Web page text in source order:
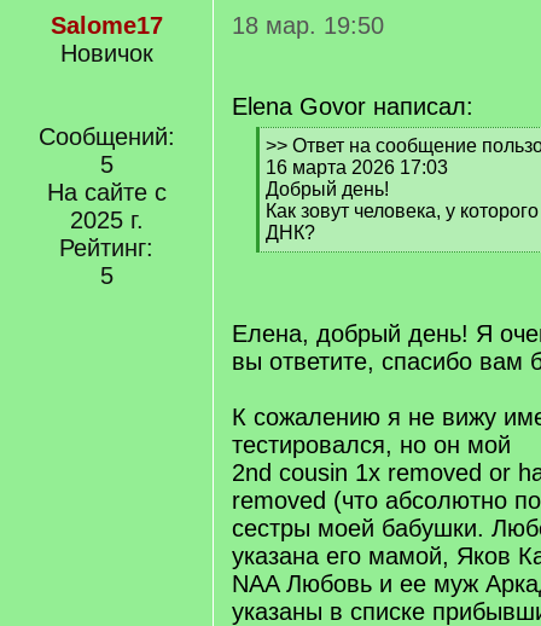
Salome17
Новичок
Сообщений:
5
На сайте с
2025 г.
Рейтинг:
5
18 мар. 19:50
Elena Govor написал:
[
q
]
>> Ответ на сообщение
16 марта 2026 17:03
Добрый день!
Как зовут человека, у
ДНК?
[
Елена, добрый день! Я
вы ответите, спасибо вам
К сожалению я не вижу
тестировался, но он мой
2nd cousin 1x removed or
removed (что абсолютно
сестры моей бабушки.
указана его мамой, Яков
NAA Любовь и ее муж
указаны в списке